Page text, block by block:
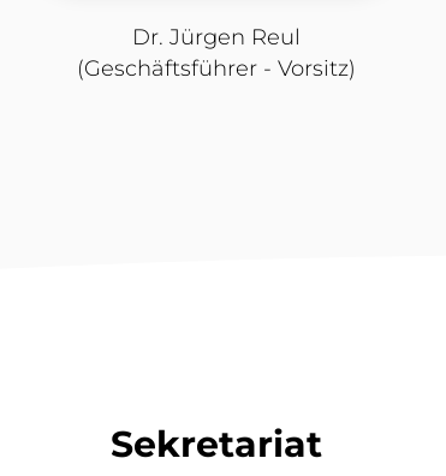
Dr. Jürgen Reul
(Geschäftsführer - Vorsitz)
Sekretariat